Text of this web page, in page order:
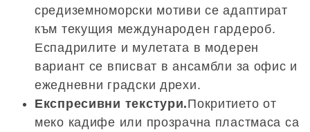
средиземноморски мотиви се адаптират
към текущия международен гардероб.
Еспадрилите и мулетата в модерен
вариант се вписват в ансамбли за офис и
ежедневни градски дрехи.
Експресивни текстури.Покритието от
меко кадифе или прозрачна пластмаса са